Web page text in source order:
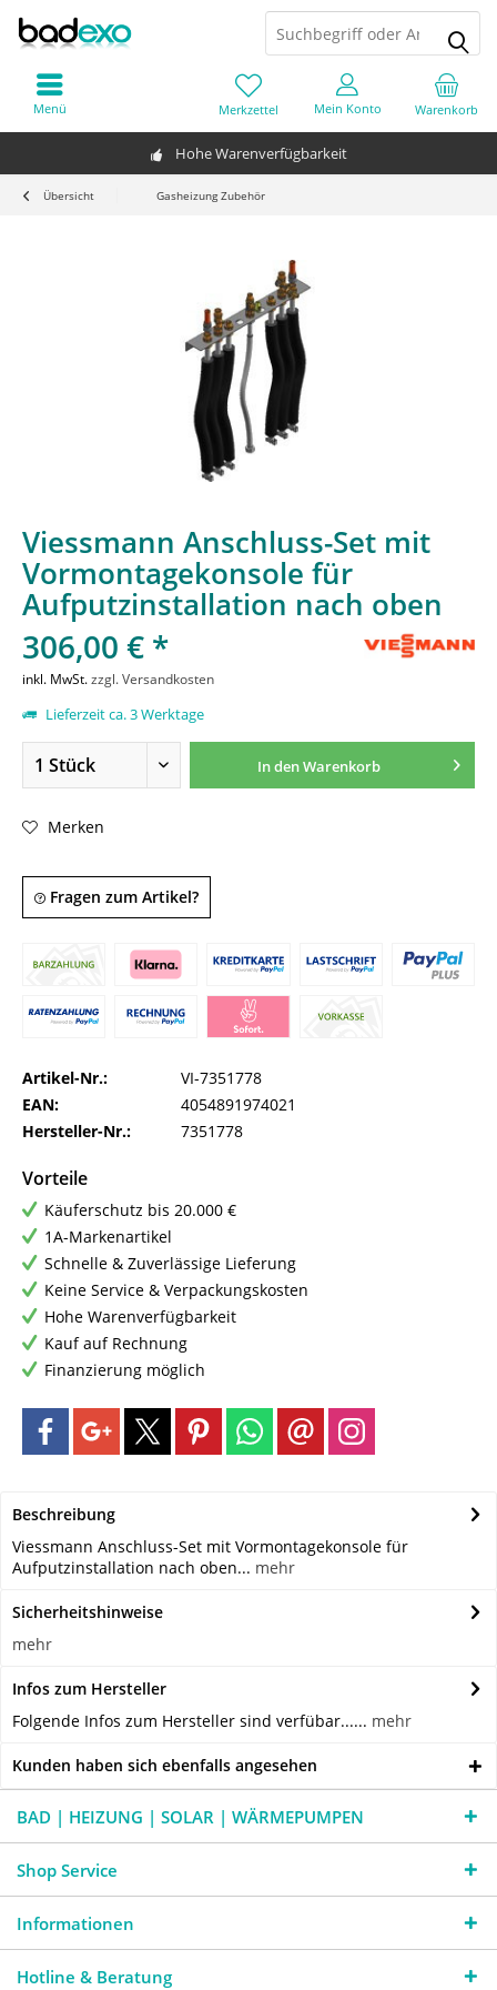
Hohe Warenverfügbarkeit
Warenkorb
Merkzettel Mein Konto
Menü
Übersicht Gasheizung Zubehör
Viessmann Anschluss-Set mit
Vormontagekonsole für
Aufputzinstallation nach oben
306,00 € *
inkl. MwSt.zzgl. Versandkosten
Lieferzeit ca. 3 Werktage
In denWarenkorb
Merken
Fragen zum Artikel?
Artikel-Nr.:
VI-7351778
EAN:
4054891974021
Hersteller-Nr.:
7351778
Vorteile
Käuferschutz bis 20.000 €
1A-Markenartikel
Schnelle & Zuverlässige Lieferung
Keine Service & Verpackungskosten
Hohe Warenverfügbarkeit
Kauf auf Rechnung
Finanzierung möglich
Beschreibung
Viessmann Anschluss-Set mit Vormontagekonsole für
Aufputzinstallation nach oben... mehr
Sicherheitshinweise
mehr
Infos zum Hersteller
Folgende Infos zum Hersteller sind verfübar...... mehr
Kunden haben sich ebenfalls angesehen
BAD | HEIZUNG | SOLAR | WÄRMEPUMPEN
Shop Service
Informationen
Hotline & Beratung